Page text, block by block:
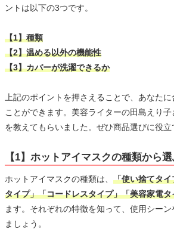
ントは以下の3つです。
【1】種類
【2】温める以外の機能性
【3】カバーが洗濯できるか
上記のポイントを押さえることで、あなた
ことができます。美容ライターの田島えり子
を教えてもらいました。ぜひ商品選びに役立
【1】ホットアイマスクの種類から
ホットアイマスクの種類は、 「使い捨てタ
タイプ」「コードレスタイプ」「美容家電タ
ます。それぞれの特徴を知って、使用シー
ましょう。